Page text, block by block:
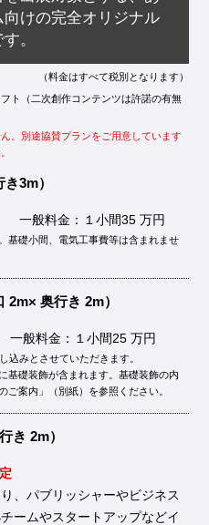
けの完全オリジナル
。
（料金はすべて税別となります）
ト（二次創作コンテンツは許諾の有無
。別途協賛プランをご用意しています
3m）
一般料金：１小間35 万円
基礎小間、電気工事費等は含まれませ
2m× 奥行き 2m）
般料金：１小間25 万円
込みとさせていただきます。
基礎装飾が含まれます。基礎装飾の内
ご案内」（別紙）を参照ください。
き 2m）
、パブリッシャーやビジネス
ームやスタートアップなどイ